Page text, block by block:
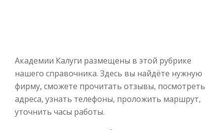
Академии Калуги размещены в этой рубрике
нашего справочника. Здесь вы найдёте нужную
фирму, сможете прочитать отзывы, посмотреть
адреса, узнать телефоны, проложить маршрут,
уточнить часы работы.